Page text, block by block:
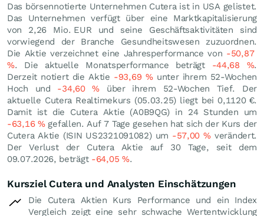
Das börsennotierte Unternehmen Cutera ist in USA gelistet.
Das Unternehmen verfügt über eine Marktkapitalisierung
von 2,26 Mio. EUR und seine Geschäftsaktivitäten sind
vorwiegend der Branche Gesundheitswesen zuzuordnen.
Die Aktie verzeichnet eine Jahresperformance von -50,87
%. Die aktuelle Monatsperformance beträgt -44,68 %.
Derzeit notiert die Aktie -93,69 %unter ihrem 52-Wochen
Hoch und -34,60% über ihrem 52-Wochen Tief. Der
aktuelle Cutera Realtimekurs (05.03.25) liegt bei 0,1120 €.
Damit ist die Cutera Aktie (A0B9QG) in 24 Stunden um
-63,16 %gefallen. Auf 7 Tage gesehen hat sich der Kurs der
Cutera Aktie (ISIN US2321091082) um -57,00%verändert.
Der Verlust der Cutera Aktie auf 30 Tage, seit dem
09.07.2026, beträgt -64,05 %.
Kursziel Cutera und Analysten Einschätzungen
Die Cutera Aktien Kurs Performance und ein Index
Vergleich zeigt eine sehr schwache Wertentwicklung